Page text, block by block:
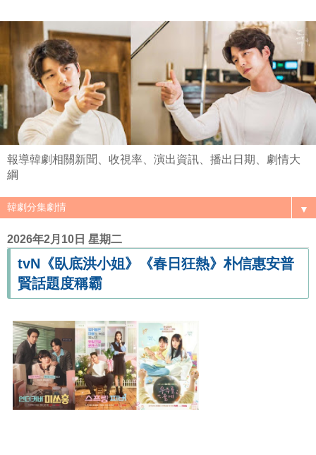
報導韓劇相關新聞、收視率、演出資訊、播出日期、劇情大
綱
▼
2026年2月10日 星期二
tvN《臥底洪小姐》《春日狂熱》朴信惠安普
賢話題度稱霸